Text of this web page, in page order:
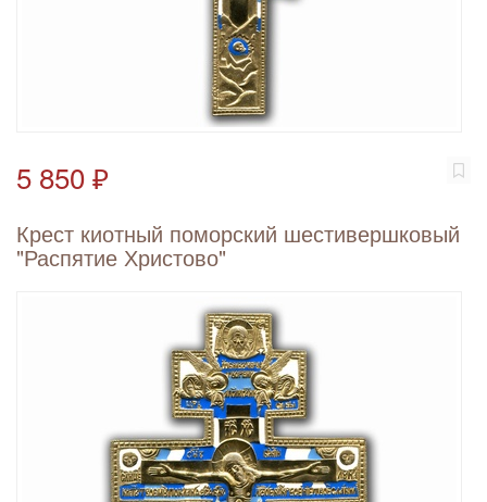
5 850 ₽
Крест киотный поморский шестивершковый
"Распятие Христово"